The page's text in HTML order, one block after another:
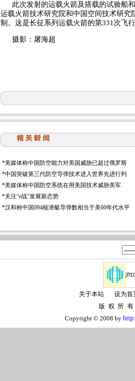
此次发射的运载火箭及搭载的试验船
运载火箭技术研究院和中国空间技术研
制。这是长征系列运载火箭的第331次飞
摄影：屠海超
*美媒体称中国防空能力对美国威胁已超过俄罗斯
*中国突破第三代防空导弹技术进入世界先进行列
*美媒体称中国防空系统在用美国技术威胁美军
*关注“e战”发展新态势
*汉和称中国094核潜艇导弹数相当于美60年代水平